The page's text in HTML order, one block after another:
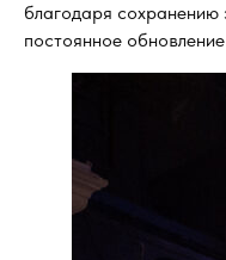
благодаря сохранению
постоянное